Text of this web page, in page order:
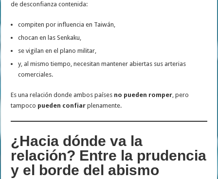
de desconfianza contenida:
compiten por influencia en Taiwán,
chocan en las Senkaku,
se vigilan en el plano militar,
y, al mismo tiempo, necesitan mantener abiertas sus arterias
comerciales.
Es una relación donde ambos países no pueden romper, pero
tampoco pueden confiar plenamente.
¿Hacia dónde va la
relación? Entre la prudencia
y el borde del abismo